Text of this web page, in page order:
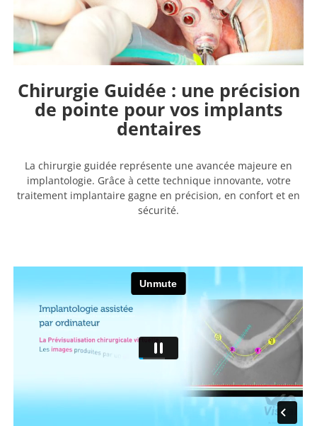
Chirurgie Guidée : une précision
de pointe pour vos implants
dentaires
La chirurgie guidée représente une avancée majeure en
implantologie. Grâce à cette technique innovante, votre
traitement implantaire gagne en précision, en confort et en
sécurité.